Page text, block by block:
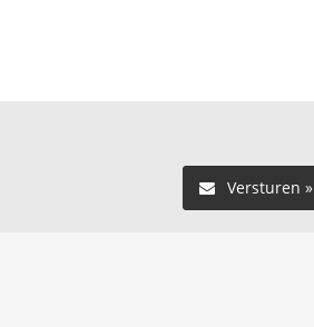
Versturen »